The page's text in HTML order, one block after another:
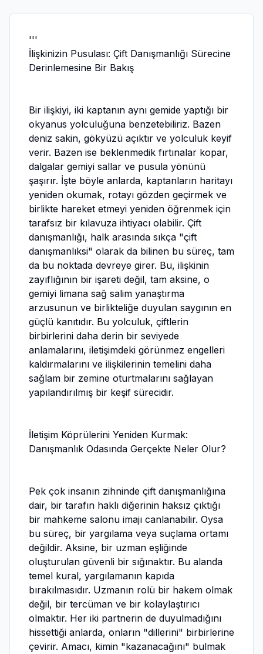
'''
İlişkinizin Pusulası: Çift Danışmanlığı Sürecine
Derinlemesine Bir Bakış
Bir ilişkiyi, iki kaptanın aynı gemide yaptığı bir
okyanus yolculuğuna benzetebiliriz. Bazen
deniz sakin, gökyüzü açıktır ve yolculuk keyif
verir. Bazen ise beklenmedik fırtınalar kopar,
dalgalar gemiyi sallar ve pusula yönünü
şaşırır. İşte böyle anlarda, kaptanların haritayı
yeniden okumak, rotayı gözden geçirmek ve
birlikte hareket etmeyi yeniden öğrenmek için
tarafsız bir kılavuza ihtiyacı olabilir. Çift
danışmanlığı, halk arasında sıkça "çift
danışmanlıksi" olarak da bilinen bu süreç, tam
da bu noktada devreye girer. Bu, ilişkinin
zayıflığının bir işareti değil, tam aksine, o
gemiyi limana sağ salim yanaştırma
arzusunun ve birlikteliğe duyulan saygının en
güçlü kanıtıdır. Bu yolculuk, çiftlerin
birbirlerini daha derin bir seviyede
anlamalarını, iletişimdeki görünmez engelleri
kaldırmalarını ve ilişkilerinin temelini daha
sağlam bir zemine oturtmalarını sağlayan
yapılandırılmış bir keşif sürecidir.
İletişim Köprülerini Yeniden Kurmak:
Danışmanlık Odasında Gerçekte Neler Olur?
Pek çok insanın zihninde çift danışmanlığına
dair, bir tarafın haklı diğerinin haksız çıktığı
bir mahkeme salonu imajı canlanabilir. Oysa
bu süreç, bir yargılama veya suçlama ortamı
değildir. Aksine, bir uzman eşliğinde
oluşturulan güvenli bir sığınaktır. Bu alanda
temel kural, yargılamanın kapıda
bırakılmasıdır. Uzmanın rolü bir hakem olmak
değil, bir tercüman ve bir kolaylaştırıcı
olmaktır. Her iki partnerin de duyulmadığını
hissettiği anlarda, onların "dillerini" birbirlerine
çevirir. Amacı, kimin "kazanacağını" bulmak